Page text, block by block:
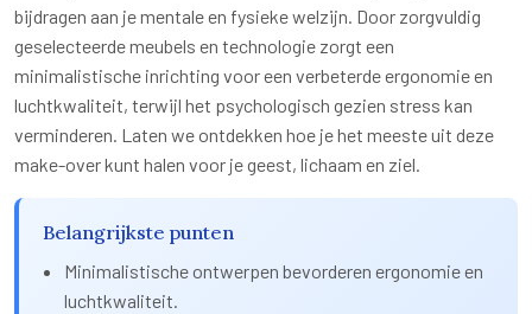
bijdragen aan je mentale en fysieke welzijn. Door zorgvuldig
geselecteerde meubels en technologie zorgt een
minimalistische inrichting voor een verbeterde ergonomie en
luchtkwaliteit, terwijl het psychologisch gezien stress kan
verminderen. Laten we ontdekken hoe je het meeste uit deze
make-over kunt halen voor je geest, lichaam en ziel.
Belangrijkste punten
Minimalistische ontwerpen bevorderen ergonomie en
luchtkwaliteit.